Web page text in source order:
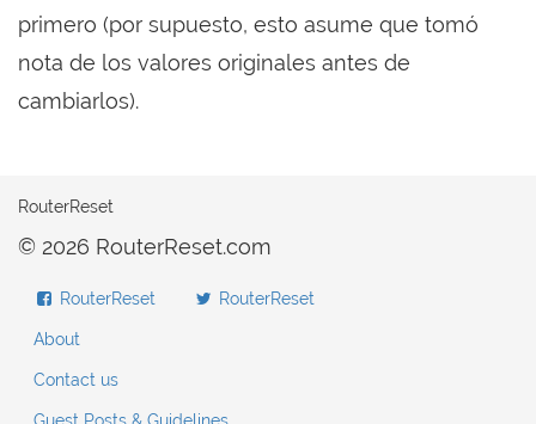
primero (por supuesto, esto asume que tomó
nota de los valores originales antes de
cambiarlos).
RouterReset
© 2026 RouterReset.com
RouterReset RouterReset
About
Contact us